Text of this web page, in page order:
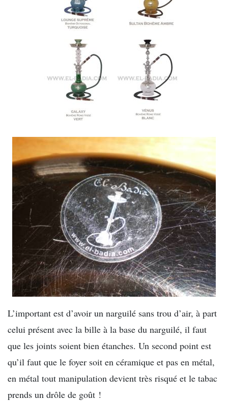
L’important est d’avoir un narguilé sans trou d’air, à part
celui présent avec la bille à la base du narguilé, il faut
que les joints soient bien étanches. Un second point est
qu’il faut que le foyer soit en céramique et pas en métal,
en métal tout manipulation devient très risqué et le tabac
prends un drôle de goût !